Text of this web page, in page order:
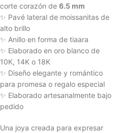
corte corazón de 6.5 mm
✨ Pavé lateral de moissanitas de
alto brillo
✨ Anillo en forma de tiaara
✨ Elaborado en oro blanco de
10K, 14K o 18K
✨ Diseño elegante y romántico
para promesa o regalo especial
✨ Elaborado artesanalmente bajo
pedido
Una joya creada para expresar